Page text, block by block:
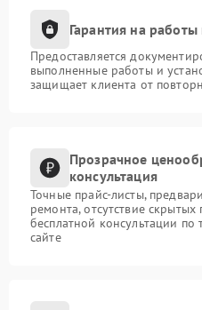
Гарантия на работы
Предоставляется
выполненные работы и
защищает клиента от
Прозрачное
консультация
Точные прайс-листы,
ремонта, отсутствие
бесплатной консультации
сайте